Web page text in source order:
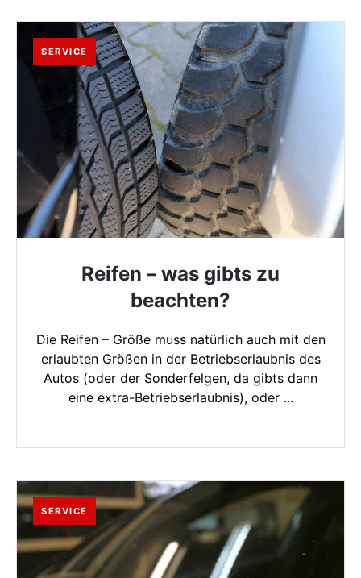
SERVICE
Reifen – was gibts zu
beachten?
Die Reifen – Größe muss natürlich auch mit den
erlaubten Größen in der Betriebserlaubnis des
Autos (oder der Sonderfelgen, da gibts dann
eine extra-Betriebserlaubnis), oder ...
SERVICE